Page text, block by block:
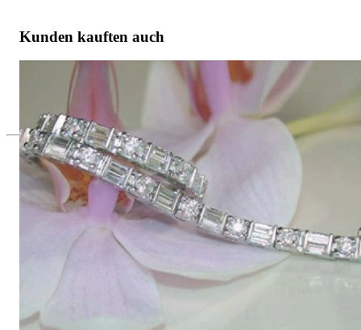
Kunden kauften auch
Ausgesuchtes Brillanten Armband mit Baguette Diamanten
23.580,00 €
Seit 1995
Exklusiver Schmuck, Leidenschaft für
das Außergewöhnliche
Hochwertiger Schmuck ist vor allem eine Frage des
Vertrauens. Zugleich sollte er so einzigartig sein wie die Frau,
die ihn trägt. Schmuck „von der Stange“ werden Sie daher bei
Warteschleifen.